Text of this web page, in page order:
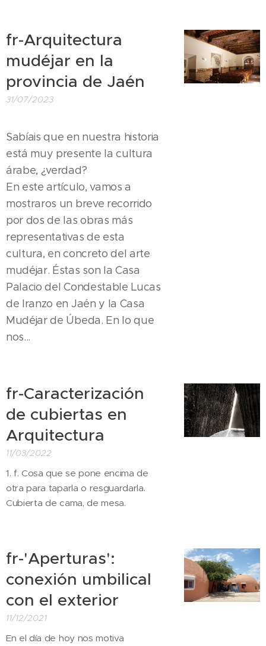
fr-Arquitectura
mudéjar en la
provincia de Jaén
31/07/2023
Sabíais que en nuestra historia
está muy presente la cultura
árabe, ¿verdad?
En este artículo, vamos a
mostraros un breve recorrido
por dos de las obras más
representativas de esta
cultura, en concreto del arte
mudéjar. Éstas son la Casa
Palacio del Condestable Lucas
de Iranzo en Jaén y la Casa
Mudéjar de Úbeda. En lo que
nos...
fr-Caracterización
de cubiertas en
Arquitectura
11/03/2022
1. f. Cosa que se pone encima de
otra para taparla o resguardarla.
Cubierta de cama, de mesa.
fr-'Aperturas':
conexión umbilical
con el exterior
11/12/2021
En el día de hoy nos motiva